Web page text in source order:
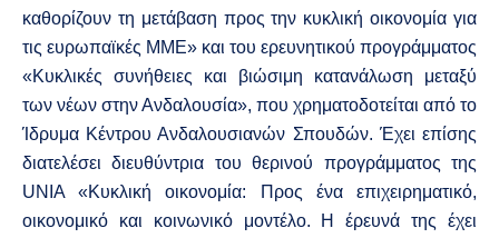
καθορίζουν τη μετάβαση προς την κυκλική οικονομία για
τις ευρωπαϊκές ΜΜΕ» και του ερευνητικού προγράμματος
«Κυκλικές συνήθειες και βιώσιμη κατανάλωση μεταξύ
των νέων στην Ανδαλουσία», που χρηματοδοτείται από το
Ίδρυμα Κέντρου Ανδαλουσιανών Σπουδών. Έχει επίσης
διατελέσει διευθύντρια του θερινού προγράμματος της
UNIA «Κυκλική οικονομία: Προς ένα επιχειρηματικό,
οικονομικό και κοινωνικό μοντέλο. Η έρευνά της έχει